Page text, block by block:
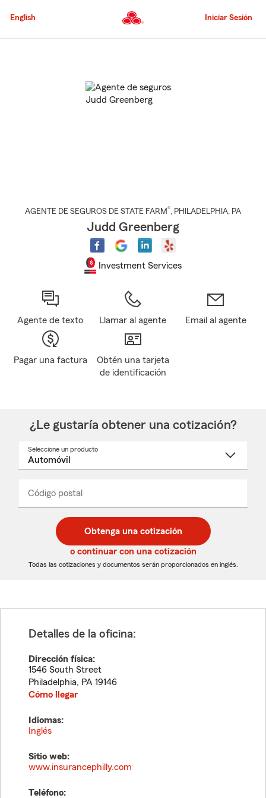
al
principal
English Iniciar Sesión
AGENTE DE SEGUROS DE STATE FARM®, PHILADELPHIA, PA
Judd Greenberg
Investment Services
Agente de texto Llamar al agente Email al agente
Pagar una factura
Obtén una tarjeta
de identificación
¿Le gustaría obtener una cotización?
Seleccione un producto
desplegable
Código postal
de
5
dígitos
de
5
dígitos
_____
Obtenga una cotización
o continuar con una cotización
Todas las cotizaciones y documentos serán proporcionados en inglés.
Detalles de la oficina:
Dirección física:
1546 South Street
Philadelphia, PA 19146
Cómo llegar
Idiomas:
Inglés
Sitio web:
www.insurancephilly.com
Teléfono: